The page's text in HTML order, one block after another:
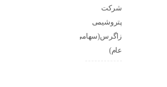
شرکت
پتروشیمی
زاگرس(سهامی
عام)